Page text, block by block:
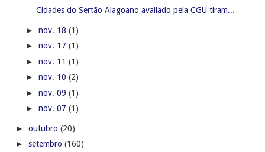
Cidades do Sertão Alagoano avaliado pela CGU tiram...
► nov. 18 (1)
► nov. 17 (1)
► nov. 11 (1)
► nov. 10 (2)
► nov. 09 (1)
► nov. 07 (1)
► outubro (20)
► setembro (160)